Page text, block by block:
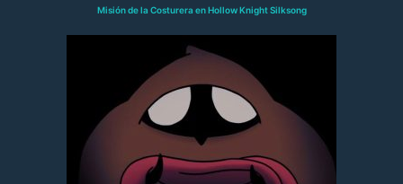
Misión de la Costurera en Hollow Knight Silksong